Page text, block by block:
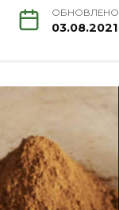
ОБНОВЛЕНО
03.08.2021